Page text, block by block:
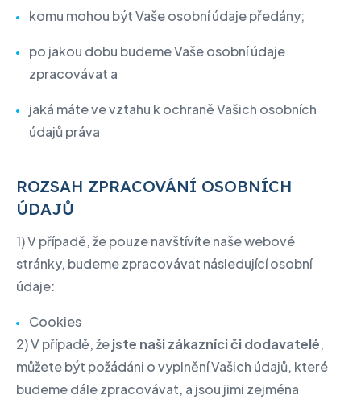
komu mohou být Vaše osobní údaje předány;
po jakou dobu budeme Vaše osobní údaje
zpracovávat a
jaká máte ve vztahu k ochraně Vašich osobních
údajů práva
ROZSAH ZPRACOVÁNÍ OSOBNÍCH
ÚDAJŮ
1) V případě, že pouze navštívíte naše webové
stránky, budeme zpracovávat následující osobní
údaje:
Cookies
2) V případě, žejste naši zákazníci či dodavatelé,
můžete být požádáni o vyplnění Vašich údajů, které
budeme dále zpracovávat, a jsou jimi zejména